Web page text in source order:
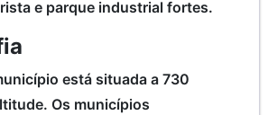
e parque industrial fortes.
está situada a 730
Os municípios